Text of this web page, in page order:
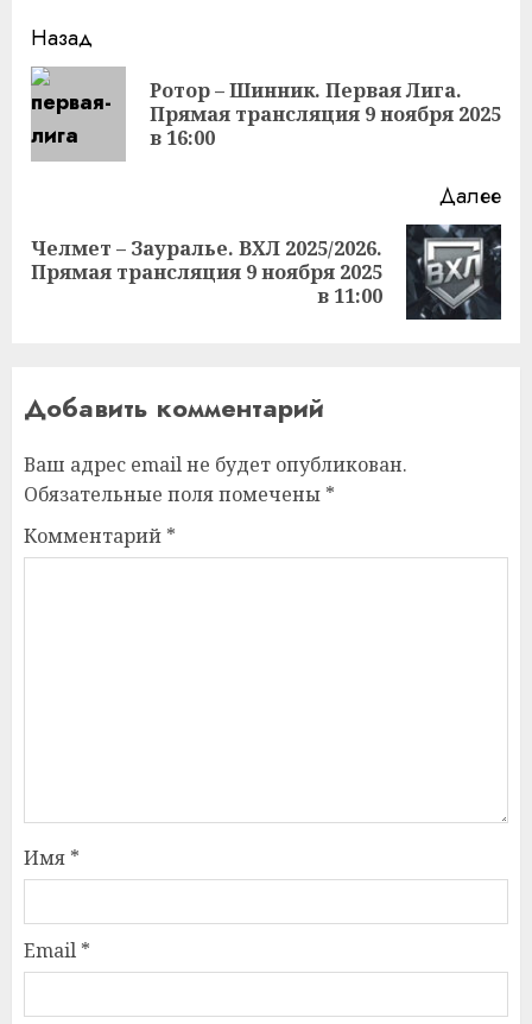
Продолжить
чтение
Назад
Ротор – Шинник. Первая Лига.
Прямая трансляция 9 ноября 2025
в 16:00
Далее
Следующая
Челмет – Зауралье. ВХЛ 2025/2026.
Прямая трансляция 9 ноября 2025
в 11:00
Добавить комментарий
Ваш адрес email не будет опубликован.
Обязательные поля помечены *
Комментарий *
Имя *
Email *